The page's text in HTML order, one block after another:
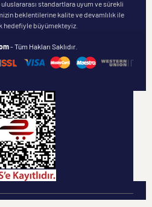
standartlara uyum ve sürekli
beklentilerine kalite ve devamlılık ile
hedefiyle büyümekteyiz.
- Tüm Hakları Saklıdır.